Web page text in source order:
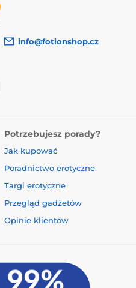
info@fotionshop.cz
Potrzebujesz porady?
Jak kupować
Poradnictwo erotyczne
Targi erotyczne
Przegląd gadżetów
Opinie klientów